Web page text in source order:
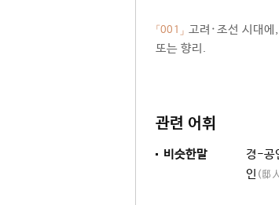
「001」 고려·조선 시대에
또는 향리.
관련 어휘
비슷한말 경-공
인 (邸